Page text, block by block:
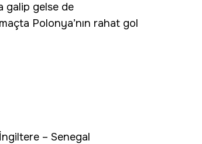
galip gelse de
Polonya’nın rahat gol
– Senegal